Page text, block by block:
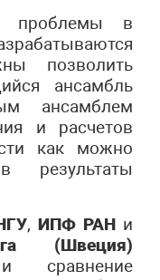
проблемы в
позволить
ансамбль
ансамблем
и расчетов
как можно
результаты
, ИПФ РАНи
(Швеция)
сравнение